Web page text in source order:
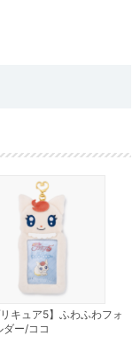
リキュア5】ふわふわフォ
ダー/ココ